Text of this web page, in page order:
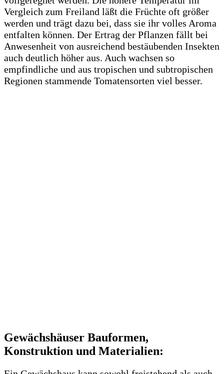
Vergleich zum Freiland läßt die Früchte oft größer
werden und trägt dazu bei, dass sie ihr volles Aroma
entfalten können. Der Ertrag der Pflanzen fällt bei
Anwesenheit von ausreichend bestäubenden Insekten
auch deutlich höher aus. Auch wachsen so
empfindliche und aus tropischen und subtropischen
Regionen stammende Tomatensorten viel besser.
Gewächshäuser Bauformen,
Konstruktion und Materialien: